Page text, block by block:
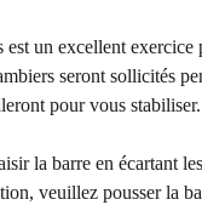
est un excellent
seront sollicités
pour vous stabiliser.
la barre en écartant
veuillez pousser la